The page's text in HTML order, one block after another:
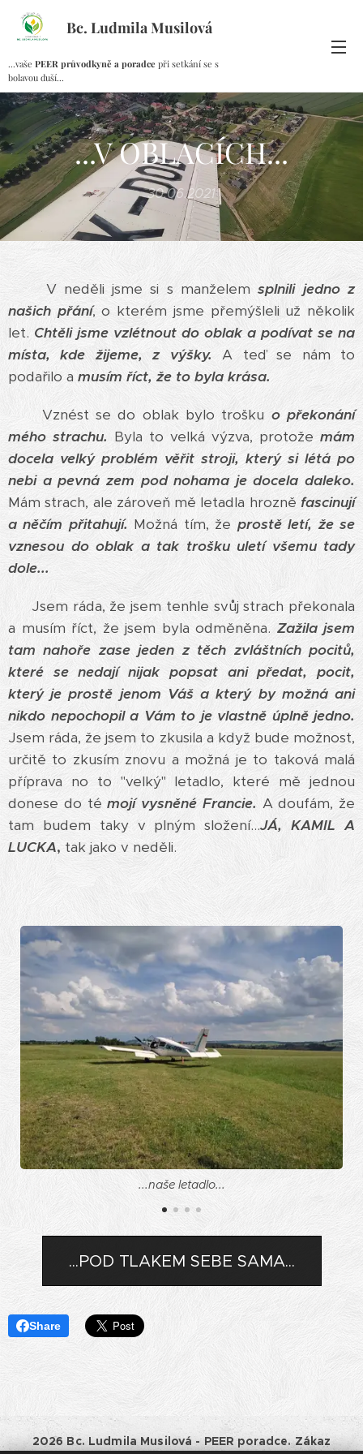
Bc. Ludmila Musilová
...vaše PEER průvodkyně a poradce při setkání se s
bolavou duší...
...V OBLACÍCH...
30.06.2021
V neděli jsme si s manželemsplnili jedno z
našich přání, o kterém jsme přemýšleli už několik
let. Chtěli jsme vzlétnout do oblak a podívat se na
místa, kde žijeme, z výšky.
A teď se nám to
podařilo a musím říct, že to byla krása.
Vznést se do oblak bylo trošku o překonání
mého strachu. Byla to velká výzva, protože mám
docela velký problém věřit stroji, který si létá po
nebi a pevná zem pod nohama je docela daleko.
Mám strach, ale zároveň mě letadla hrozně fascinují
a něčím přitahují. Možná tím, že prostě letí, že se
vznesou do oblak a tak trošku uletí všemu tady
dole...
Jsem ráda, že jsem tenhle svůj strach překonala
a musím říct, že jsem byla odměněna. Zažila jsem
tam nahoře zase jeden z těch zvláštních pocitů,
které se nedají nijak popsat ani předat, pocit,
který je prostě jenom Váš a který by možná ani
nikdo nepochopil a Vám to je vlastně úplně jedno.
Jsem ráda, že jsem to zkusila a když bude možnost,
určitě to zkusím znovu a možná je to taková malá
příprava no to "velký" letadlo, které mě jednou
donese do témojí vysněné Francie. A doufám, že
tam budem taky v plným složení...JÁ, KAMIL A
LUCKA, tak jako v neděli.
...naše letadlo...
...POD TLAKEM SEBE SAMA...
Share
2026 Bc. Ludmila Musilová - PEER poradce. Zákaz